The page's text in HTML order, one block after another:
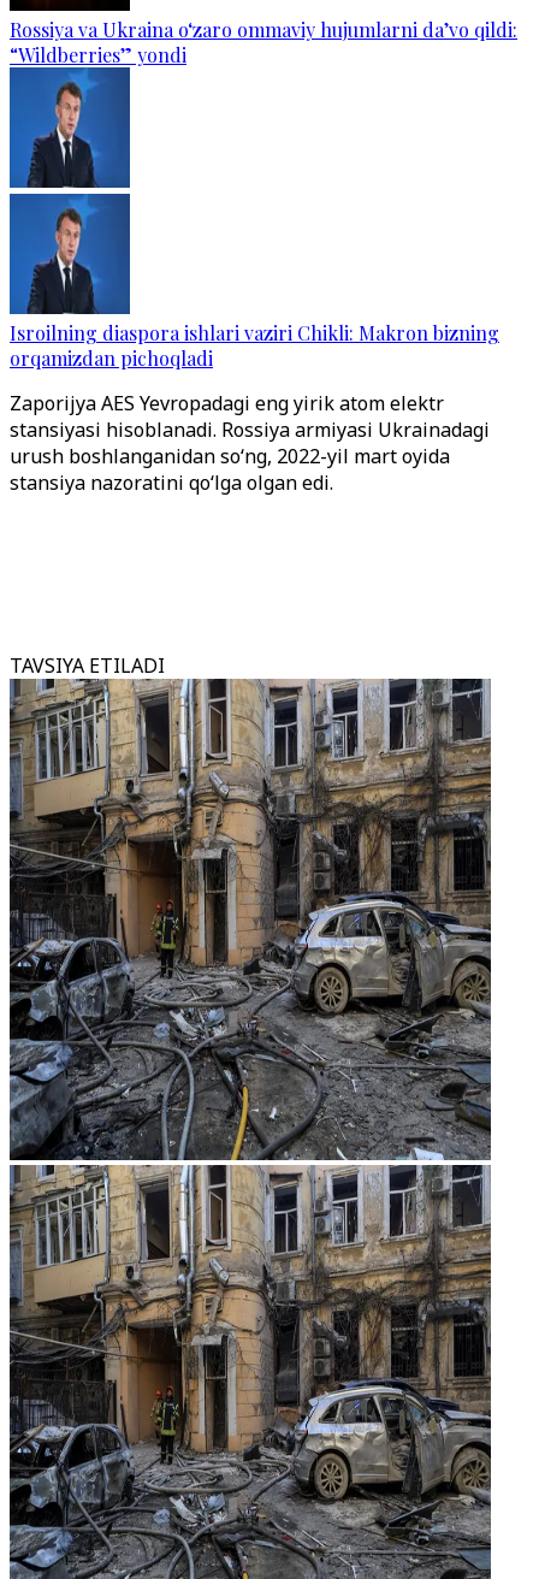
Rossiya va Ukraina o‘zaro ommaviy hujumlarni da’vo qildi:
“Wildberries” yondi
Isroilning diaspora ishlari vaziri Chikli: Makron bizning
orqamizdan pichoqladi
Zaporijya AES Yevropadagi eng yirik atom elektr
stansiyasi hisoblanadi. Rossiya armiyasi Ukrainadagi
urush boshlanganidan so‘ng, 2022-yil mart oyida
stansiya nazoratini qo‘lga olgan edi.
TAVSIYA ETILADI